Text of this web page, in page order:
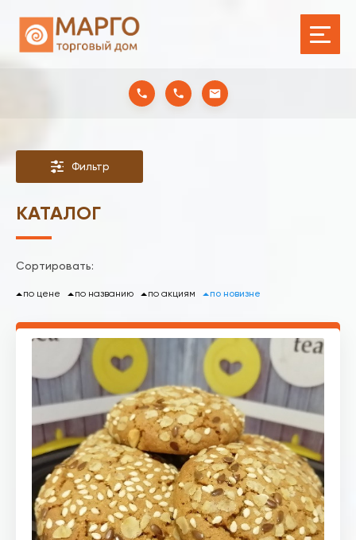
Фильтр
КАТАЛОГ
Сортировать:
по цене по названию по акциям по новизне